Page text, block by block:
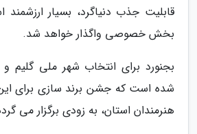
قابلیت جذب دنیاگرد، بسیار
بخش خصوصی واگذار خواهد شد.
بجنورد برای انتخاب شهر ملی گلیم
شده است که جشن برند سازی برای
هنرمندان استان، به زودی برگزار می